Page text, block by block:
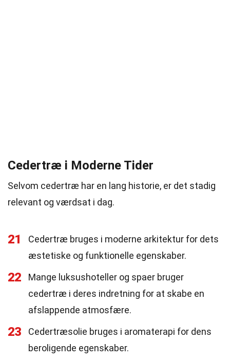
Cedertræ i Moderne Tider
Selvom cedertræ har en lang historie, er det stadig
relevant og værdsat i dag.
21
Cedertræ bruges i moderne arkitektur for dets
æstetiske og funktionelle egenskaber.
22
Mange luksushoteller og spaer bruger
cedertræ i deres indretning for at skabe en
afslappende atmosfære.
23
Cedertræsolie bruges i aromaterapi for dens
beroligende egenskaber.